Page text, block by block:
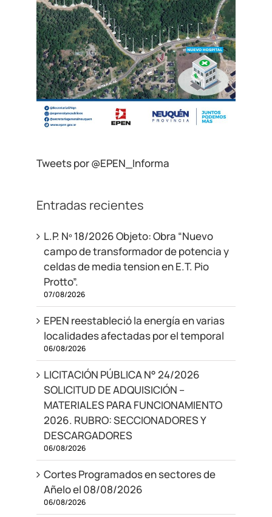
Tweets por @EPEN_Informa
Entradas recientes
L.P. Nº 18/2026 Objeto: Obra “Nuevo
campo de transformador de potencia y
celdas de media tension en E.T. Pio
Protto”.
07/08/2026
EPEN reestableció la energía en varias
localidades afectadas por el temporal
06/08/2026
LICITACIÓN PÚBLICA N° 24/2026
SOLICITUD DE ADQUISICIÓN –
MATERIALES PARA FUNCIONAMIENTO
2026. RUBRO: SECCIONADORES Y
DESCARGADORES
06/08/2026
Cortes Programados en sectores de
Añelo el 08/08/2026
06/08/2026